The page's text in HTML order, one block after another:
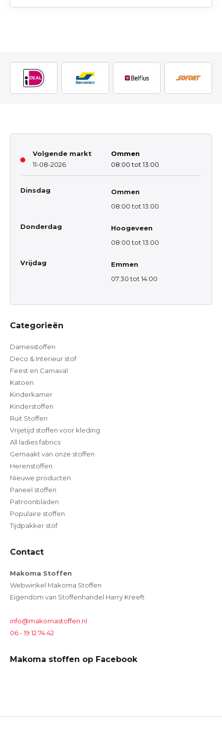
Volgende markt
11-08-2026
Ommen
08:00 tot 13:00
Dinsdag
Ommen
08:00 tot 13:00
Donderdag
Hoogeveen
08:00 tot 13:00
Vrijdag
Emmen
07:30 tot 14:00
Categorieën
Damesstoffen
Deco & Interieur stof
Feest en Carnaval
Katoen
Kinderkamer
Kinderstoffen
Ruit Stoffen
Vrijetijd stoffen voor kleding
All ladies fabrics
Gemaakt van onze stoffen
Herenstoffen
Nieuwe producten
Paneel stoffen
Patroonbladen
Populaire stoffen
Tijdpakker stof
Contact
Makoma Stoffen
Webwinkel Makoma Stoffen
Eigendom van Stoffenhandel Harry Kreeft
info@makomastoffen.nl
06 - 19 12 74 42
Makoma stoffen op Facebook